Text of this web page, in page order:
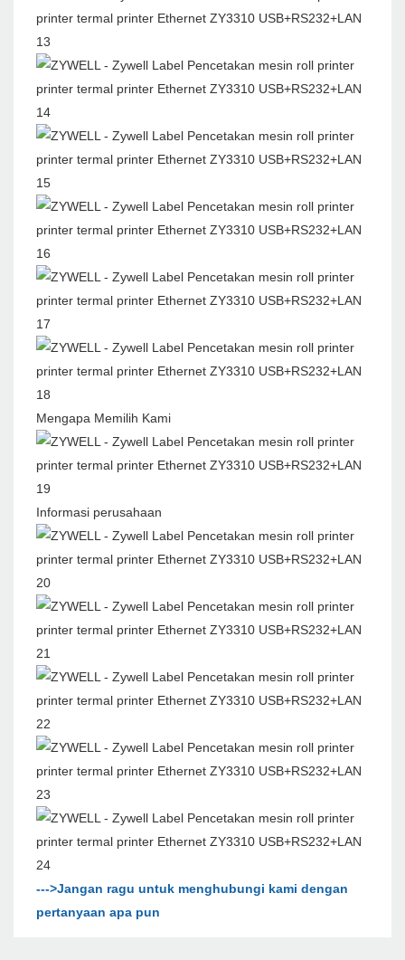
Mengapa Memilih Kami
Informasi perusahaan
--->Jangan ragu untuk menghubungi kami dengan
pertanyaan apa pun